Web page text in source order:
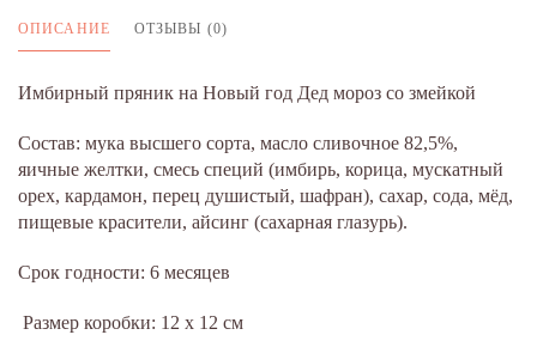
ОПИСАНИЕ ОТЗЫВЫ (0)
Имбирный пряник на Новый год Дед мороз со змейкой
Состав: мука высшего сорта, масло сливочное 82,5%,
яичные желтки, смесь специй (имбирь, корица, мускатный
орех, кардамон, перец душистый, шафран), сахар, сода, мёд,
пищевые красители, айсинг (сахарная глазурь).
Срок годности: 6 месяцев
Размер коробки: 12 х 12 см